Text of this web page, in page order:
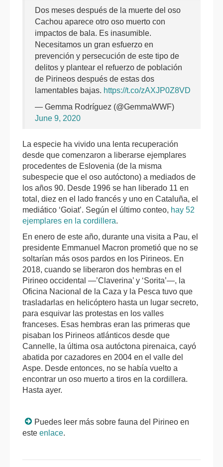
Dos meses después de la muerte del oso
Cachou aparece otro oso muerto con
impactos de bala. Es inasumible.
Necesitamos un gran esfuerzo en
prevención y persecución de este tipo de
delitos y plantear el refuerzo de población
de Pirineos después de estas dos
lamentables bajas. https://t.co/zAXJP0Z8VD
— Gemma Rodríguez (@GemmaWWF)
June 9, 2020
La especie ha vivido una lenta recuperación
desde que comenzaron a liberarse ejemplares
procedentes de Eslovenia (de la misma
subespecie que el oso autóctono) a mediados de
los años 90. Desde 1996 se han liberado 11 en
total, diez en el lado francés y uno en Cataluña, el
mediático ‘Goiat’. Según el último conteo, hay 52
ejemplares en la cordillera.
En enero de este año, durante una visita a Pau, el
presidente Emmanuel Macron prometió que no se
soltarían más osos pardos en los Pirineos. En
2018, cuando se liberaron dos hembras en el
Pirineo occidental —’Claverina’ y ‘Sorita’—, la
Oficina Nacional de la Caza y la Pesca tuvo que
trasladarlas en helicóptero hasta un lugar secreto,
para esquivar las protestas en los valles
franceses. Esas hembras eran las primeras que
pisaban los Pirineos atlánticos desde que
Cannelle, la última osa autóctona pirenaica, cayó
abatida por cazadores en 2004 en el valle del
Aspe. Desde entonces, no se había vuelto a
encontrar un oso muerto a tiros en la cordillera.
Hasta ayer.
Puedes leer más sobre fauna del Pirineo en
este enlace.